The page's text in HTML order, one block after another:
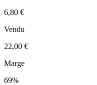
6,80 €
Vendu
22,00 €
Marge
69%